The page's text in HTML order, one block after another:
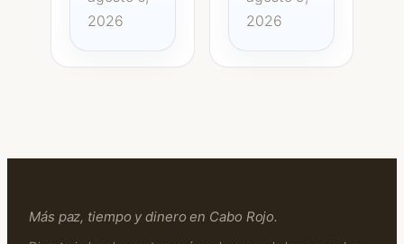
2026
2026
Más paz, tiempo y dinero en Cabo Rojo.